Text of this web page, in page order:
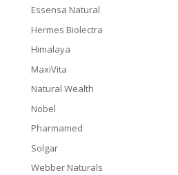
Essensa Natural
Hermes Biolectra
Himalaya
MaxiVita
Natural Wealth
Nobel
Pharmamed
Solgar
Webber Naturals